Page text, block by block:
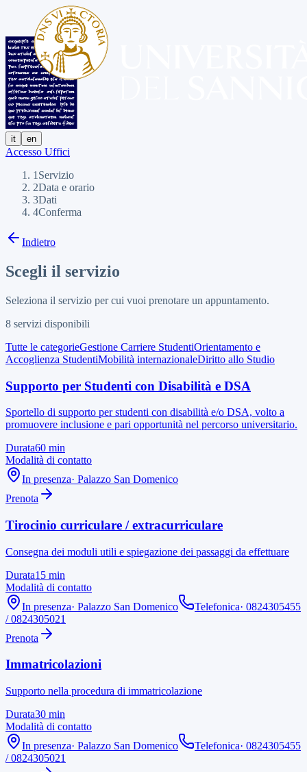
it en
Accesso Uffici
1 Servizio
2Data e orario
3Dati
4Conferma
Indietro
Scegli il servizio
Seleziona il servizio per cui vuoi prenotare un appuntamento.
8 servizi disponibili
Tutte le categorieGestione Carriere StudentiOrientamento e
Accoglienza StudentiMobilità internazionaleDiritto allo Studio
Supporto per Studenti con Disabilità e DSA
Sportello di supporto per studenti con disabilità e/o DSA, volto a
promuovere inclusione e pari opportunità nel percorso universitario.
Durata60 min
Modalità di contatto
In presenza· Palazzo San Domenico
Prenota
Tirocinio curriculare / extracurriculare
Consegna dei moduli utili e spiegazione dei passaggi da effettuare
Durata15 min
Modalità di contatto
In presenza· Palazzo San Domenico Telefonica· 0824305455
/ 0824305021
Prenota
Immatricolazioni
Supporto nella procedura di immatricolazione
Durata30 min
Modalità di contatto
In presenza· Palazzo San Domenico Telefonica· 0824305455
/ 0824305021